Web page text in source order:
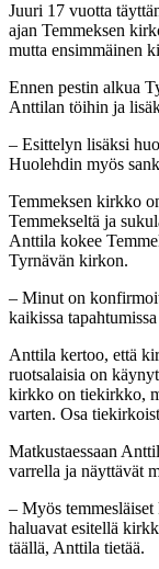
Juuri 17 vuotta
ajan Temmeksen
mutta ensimmäinen
Ennen pestin alkua
Anttilan töihin ja
– Esittelyn lisäksi
Huolehdin myös
Temmeksen kirkko
Temmekseltä ja
Anttila kokee
Tyrnävän kirkon.
– Minut on
kaikissa
Anttila kertoo, että
ruotsalaisia on
kirkko on tiekirkko,
varten. Osa
Matkustaessaan
varrella ja näyttävät
– Myös
haluavat esitellä
täällä, Anttila tietää.